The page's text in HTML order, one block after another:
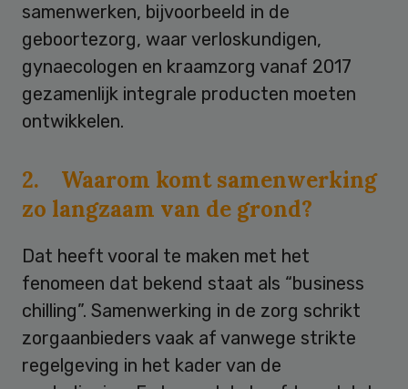
samenwerken, bijvoorbeeld in de
geboortezorg, waar verloskundigen,
gynaecologen en kraamzorg vanaf 2017
gezamenlijk integrale producten moeten
ontwikkelen.
2. Waarom komt samenwerking
zo langzaam van de grond?
Dat heeft vooral te maken met het
fenomeen dat bekend staat als “business
chilling”. Samenwerking in de zorg schrikt
zorgaanbieders vaak af vanwege strikte
regelgeving in het kader van de